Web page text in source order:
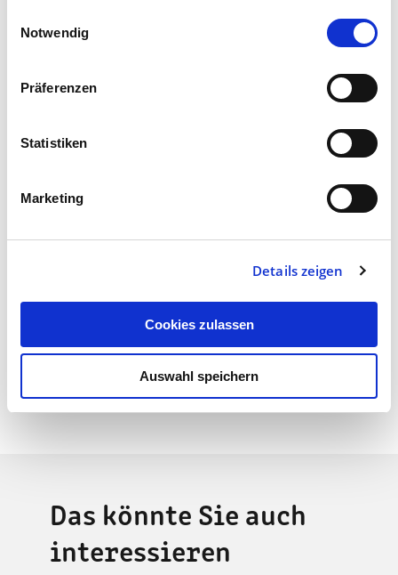
Notwendig
Präferenzen
Statistiken
Marketing
Details zeigen
Cookies zulassen
Auswahl speichern
Artikel teilen:
Zur Übersicht
Das könnte Sie auch
interessieren